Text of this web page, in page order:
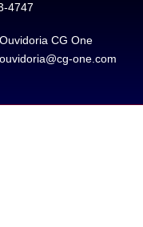
4747
Ouvidoria CG One
ouvidoria@cg-one.com